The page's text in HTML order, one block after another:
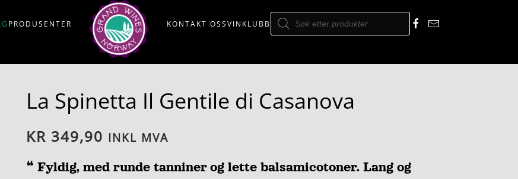
PRODUSENTER KONTAKT OSSVINKLUBB
Products
search
La Spinetta Il Gentile di Casanova
KR 349,90 INKL MVA
❝ Fyldig, med runde tanniner og lette balsamicotoner. Lang og